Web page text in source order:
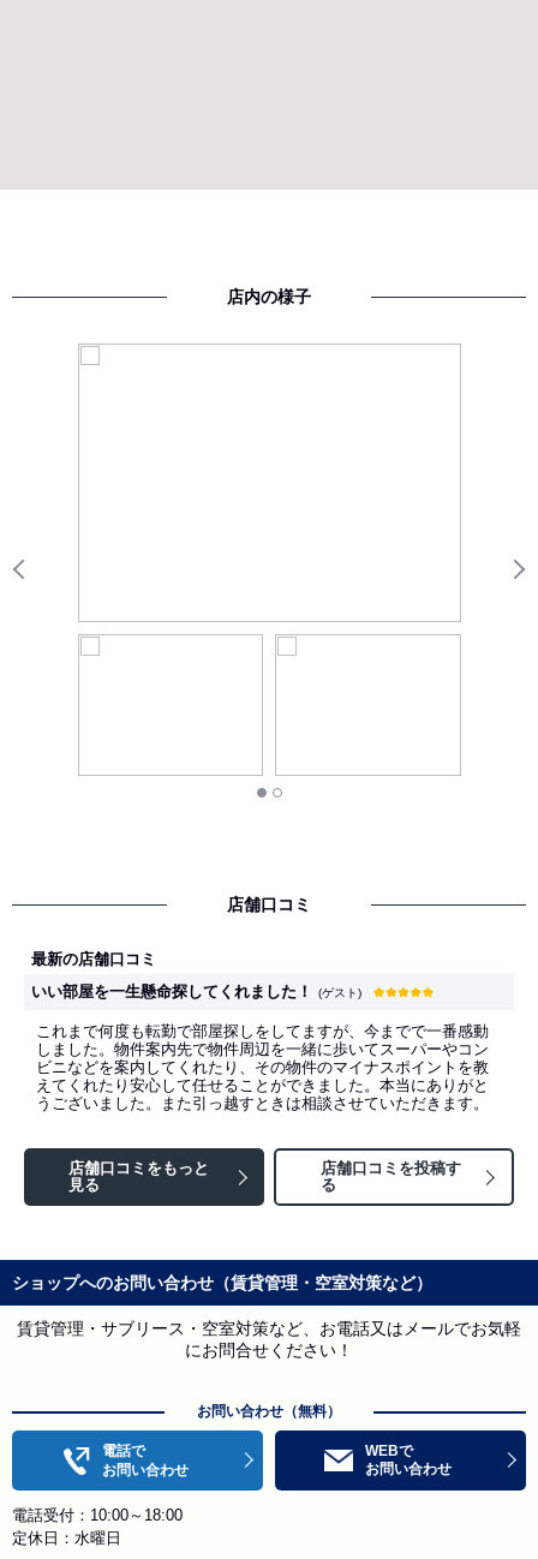
店内の様子
店舗口コミ
最新の店舗口コミ
いい部屋を一生懸命探してくれました！
(ゲスト)
これまで何度も転勤で部屋探しをしてますが、今までで一番感動
しました。物件案内先で物件周辺を一緒に歩いてスーパーやコン
ビニなどを案内してくれたり、その物件のマイナスポイントを教
えてくれたり安心して任せることができました。本当にありがと
うございました。また引っ越すときは相談させていただきます。
店舗口コミをもっと
見る
店舗口コミを投稿す
る
ショップへのお問い合わせ（賃貸管理・空室対策など）
賃貸管理・サブリース・空室対策など、お電話又はメールでお気軽
にお問合せください！
お問い合わせ（無料）
電話で
お問い合わせ
WEBで
お問い合わせ
電話受付：10:00～18:00
定休日：水曜日